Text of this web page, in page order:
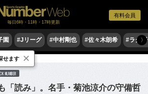
有料会員
毎日6時・11時・17時更新
園 #Jリーグ #中村剛也 #佐々木朗希 #ラグ〉
NUMBER
「読み」。名手・菊池涼介の守備哲
せます ×